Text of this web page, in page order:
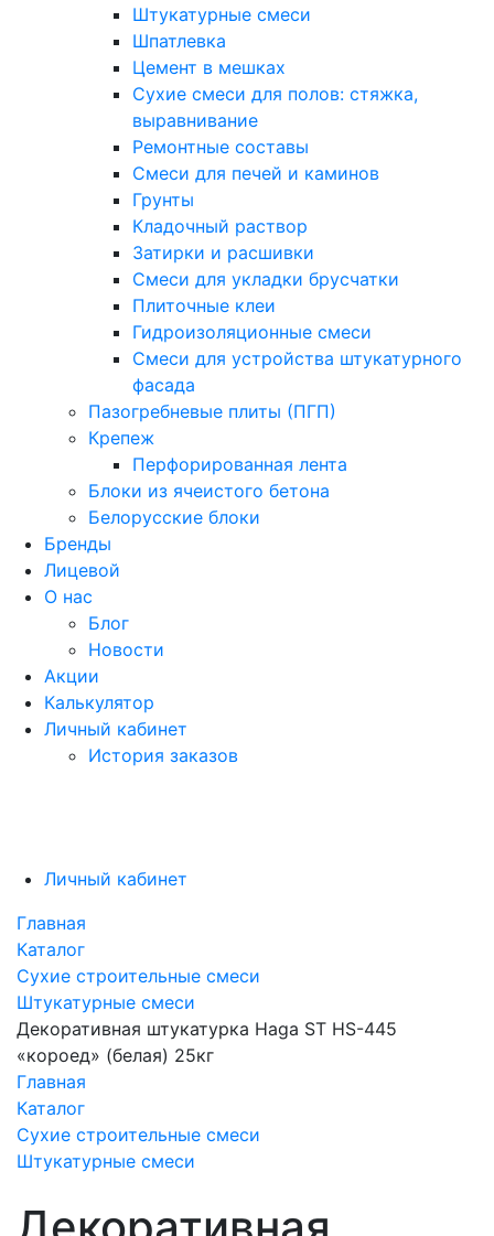
Штукатурные смеси
Шпатлевка
Цемент в мешках
Сухие смеси для полов: стяжка,
выравнивание
Ремонтные составы
Смеси для печей и каминов
Грунты
Кладочный раствор
Затирки и расшивки
Смеси для укладки брусчатки
Плиточные клеи
Гидроизоляционные смеси
Смеси для устройства штукатурного
фасада
Пазогребневые плиты (ПГП)
Крепеж
Перфорированная лента
Блоки из ячеистого бетона
Белорусские блоки
Бренды
Лицевой
О нас
Блог
Новости
Акции
Калькулятор
Личный кабинет
История заказов
Личный кабинет
Главная
Каталог
Сухие строительные смеси
Штукатурные смеси
Декоративная штукатурка Haga ST HS-445
«короед» (белая) 25кг
Главная
Каталог
Сухие строительные смеси
Штукатурные смеси